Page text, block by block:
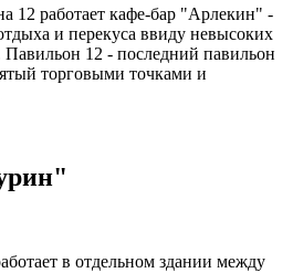
12 работает кафе-бар "Арлекин" -
и перекуса ввиду невысоких
Павильон 12 - последний павильон
торговыми точками и
в отдельном здании между